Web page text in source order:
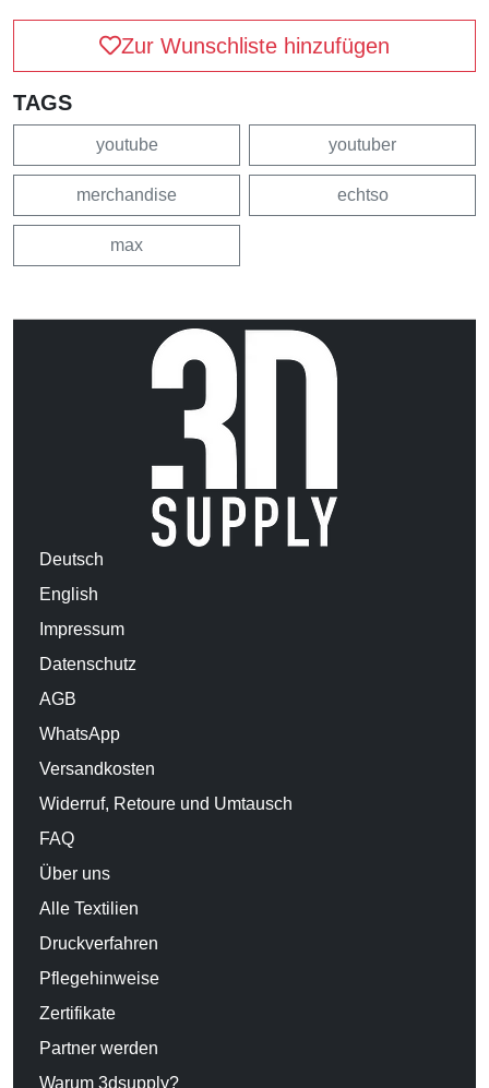
Zur Wunschliste hinzufügen
TAGS
youtube youtuber
merchandise echtso
max
Deutsch
English
Impressum
Datenschutz
AGB
WhatsApp
Versandkosten
Widerruf, Retoure und Umtausch
FAQ
Über uns
Alle Textilien
Druckverfahren
Pflegehinweise
Zertifikate
Partner werden
Warum 3dsupply?